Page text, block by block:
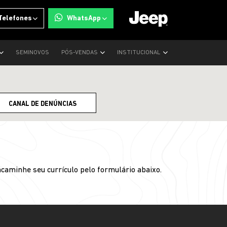
WhatsApp
SEMINOVOS PÓS-VENDAS INSTITUCIONAL
CANAL DE DENÚNCIAS
seu currículo pelo formulário abaixo.